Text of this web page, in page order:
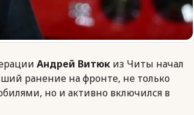
Андрей Витюк из Читы начал
ранение на фронте, не только
но и активно включился в